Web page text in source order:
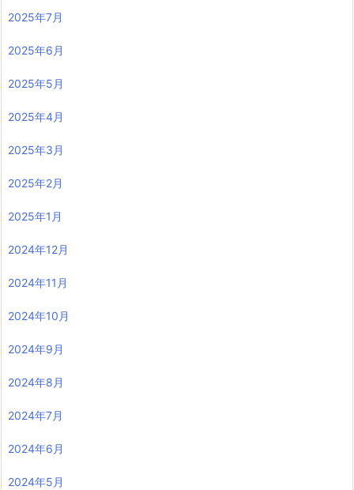
2025年7月
2025年6月
2025年5月
2025年4月
2025年3月
2025年2月
2025年1月
2024年12月
2024年11月
2024年10月
2024年9月
2024年8月
2024年7月
2024年6月
2024年5月